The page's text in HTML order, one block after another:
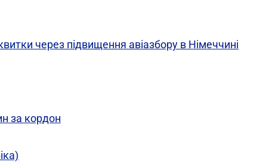
через підвищення авіазбору в Німеччині
за кордон